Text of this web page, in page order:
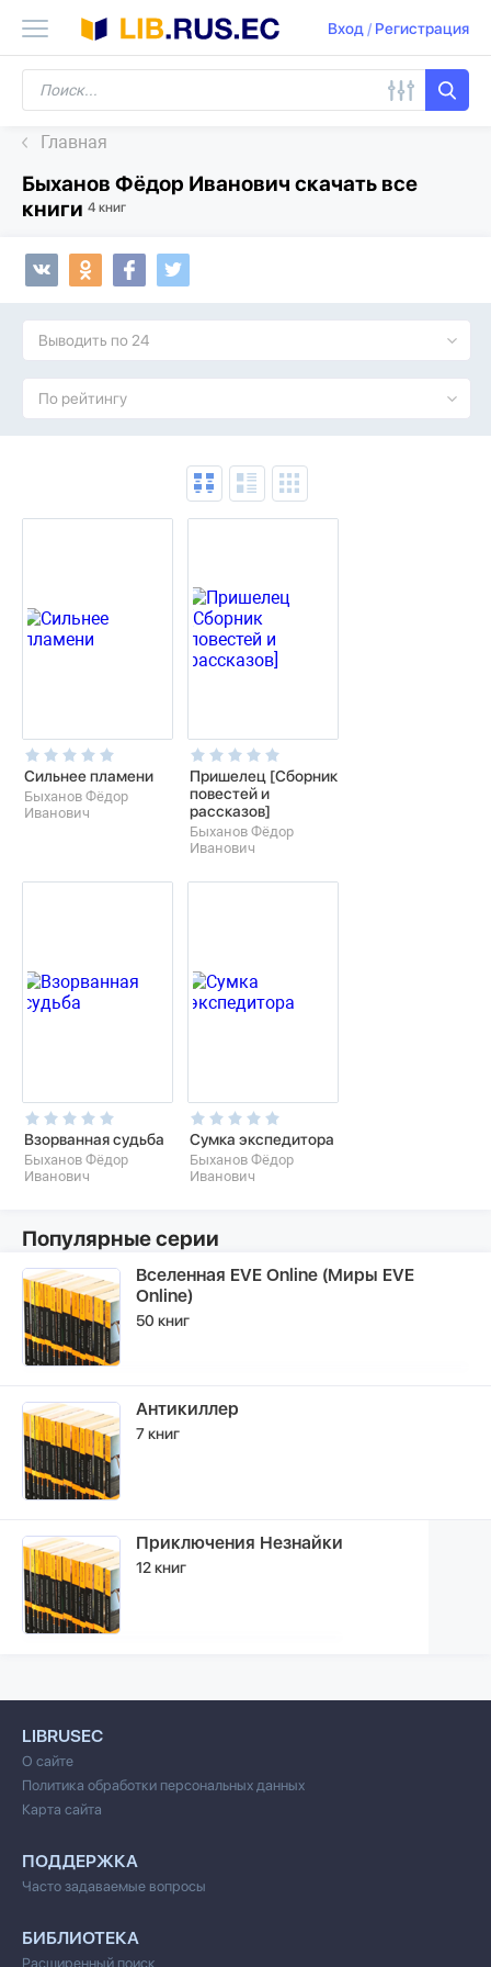
Вход/ Регистрация
Главная
Быханов Фёдор Иванович скачать все
книги 4 книг
Выводить по 24
По рейтингу
Сильнее пламени
Быханов Фёдор
Иванович
Пришелец [Сборник
повестей и
рассказов]
Быханов Фёдор
Иванович
Взорванная судьба
Быханов Фёдор
Иванович
Сумка экспедитора
Быханов Фёдор
Иванович
Популярные серии
Вселенная EVE Online (Миры EVE
Online)
50 книг
Антикиллер
7 книг
Приключения Незнайки
12 книг
LIBRUSEC
О сайте
Политика обработки персональных данных
Карта сайта
ПОДДЕРЖКА
Часто задаваемые вопросы
БИБЛИОТЕКА
Расширенный поиск